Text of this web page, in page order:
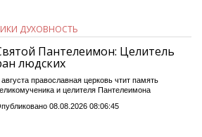
ДУХОВНОСТЬ
Пантелеимон: Целитель
людских
августа православная церковь чтит память
и целителя Пантелеимона
08.08.2026 08:06:45